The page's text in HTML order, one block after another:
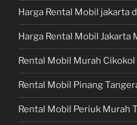
Harga Rental Mobil jakarta
Harga Rental Mobil Jakarta
Rental Mobil Murah
Rental Mobil Pinang
Rental Mobil Periuk Murah